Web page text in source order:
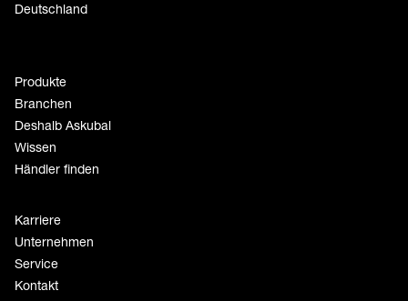
Deutschland
Produkte
Branchen
Deshalb Askubal
Wissen
Händler finden
Karriere
Unternehmen
Service
Kontakt